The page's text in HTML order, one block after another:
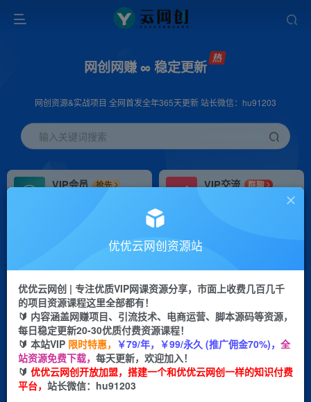
网创网赚 ∞ 稳定更新
网创资源&实战项目 全网首发全年365天更新 站长微信：hu91203
输入关键词搜索
VIP会员
抢先
VIP交流
群聊
研究探讨更多创业项目路子。
会员专属推广链接
挂机 项目
脚本卡密
APP下载
GO
首页 创业课程 会员免费 正文
AI风景号7天涨粉10W，小白也能1分钟掌握的视
频制作教程
优优云网创资源站
优优云网创 | 专注优质VIP网课资源分享，市面上收费几百几千
的项目资源课程这里全部都有！
🔰 内容涵盖网赚项目、引流技术、电商运营、脚本源码等资源，
每日稳定更新20-30优质付费资源课程！
🔰 本站VIP 限时特惠， ￥79/年，￥99/永久 (推广佣金70%)， 全
站资源免费下载， 每天更新，欢迎加入！
🔰 优优云网创开放加盟，搭建一个和优优云网创一样的知识付费
平台， 站长微信：hu91203